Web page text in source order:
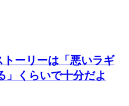
トーリーは「悪いラギ
」くらいで十分だよ